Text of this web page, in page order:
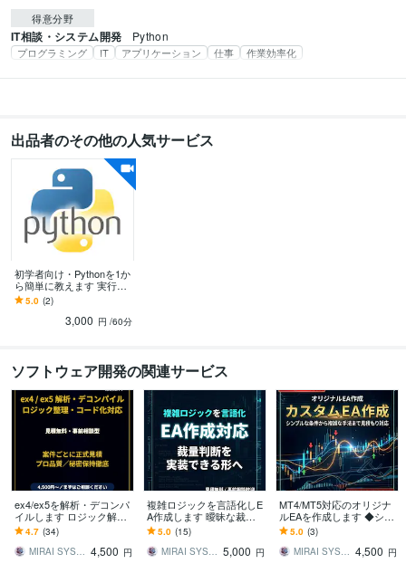
得意分野
IT相談・システム開発 Python
プログラミング IT アプリケーション 仕事 作業効率化
出品者のその他の人気サービス
初学者向け・Pythonを1か
ら簡単に教えます 実行環
境からライブラリの使い
方まで教えます
5.0 (2)
3,000 円 /60分
ソフトウェア開発の関連サービス
ex4/ex5を解析・デコンパ
イルします ロジック解
析・コード化・改修相談
まで対応
4.7 (34)
MIRAI SYSTEM LAB 4,500 円
複雑ロジックを言語化しE
A作成します 曖昧な裁量
判断を整理し、実装でき
る形へ落とし込みます
5.0 (15)
MIRAI SYSTEM LAB 5,000 円
MT4/MT5対応のオリジナ
ルEAを作成します ◆シン
プルな条件から複雑な手
法まで見積もり対応◆
5.0 (3)
MIRAI SYSTEM LAB 4,500 円